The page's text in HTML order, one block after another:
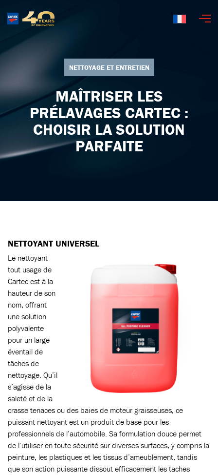
NETTOYAGE ET ENTRETIEN
MAÎTRISER LES
PRÉLAVAGES CARTEC :
CHOISIR LA SOLUTION
PARFAITE
NETTOYANT UNIVERSEL
Le nettoyant
tout usage de
Cartec est à la
hauteur de son
nom, offrant
une solution
polyvalente
pour un large
éventail de
tâches de
nettoyage. Qu’il
s’agisse de la
saleté et de la
crasse tenaces ou des baies de moteur graisseuses, ce
puissant nettoyant est un produit de base pour les
professionnels de l’automobile. Sa formulation douce permet
de l’utiliser en toute sécurité sur diverses surfaces, y compris la
peinture, les plastiques et les tissus d’ameublement, tandis
que son action puissante dissout efficacement les taches